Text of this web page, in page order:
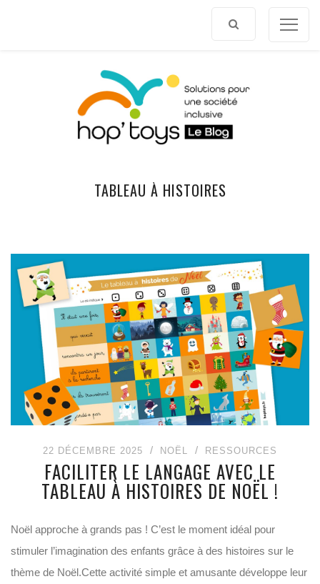
TABLEAU À HISTOIRES
22 DÉCEMBRE 2025 NOËL RESSOURCES
FACILITER LE LANGAGE AVEC LE
TABLEAU À HISTOIRES DE NOËL !
Noël approche à grands pas ! C’est le moment idéal pour
stimuler l’imagination des enfants grâce à des histoires sur le
thème de Noël.Cette activité simple et amusante développe leur